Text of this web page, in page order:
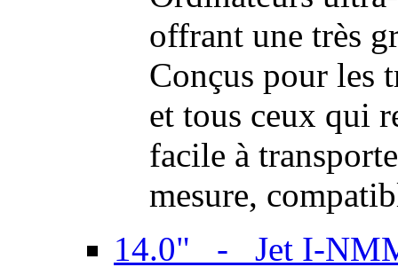
offrant une très
Conçus pour les
et tous ceux qui
facile à
mesure,
14.0" - Jet I-